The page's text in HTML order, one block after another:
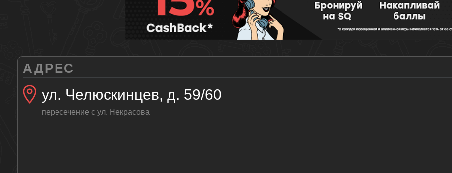
АДРЕС
ул. Челюскинцев, д. 59/60
пересечение с ул. Некрасова